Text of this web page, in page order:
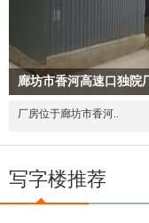
廊坊市香河高速口独院
厂房位于廊坊市香河..
写字楼推荐